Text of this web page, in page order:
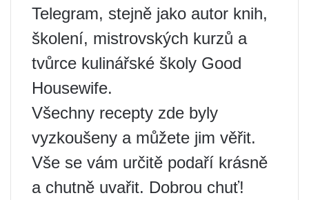
Telegram, stejně jako autor knih,
školení, mistrovských kurzů a
tvůrce kulinářské školy Good
Housewife.
Všechny recepty zde byly
vyzkoušeny a můžete jim věřit.
Vše se vám určitě podaří krásně
a chutně uvařit. Dobrou chuť!